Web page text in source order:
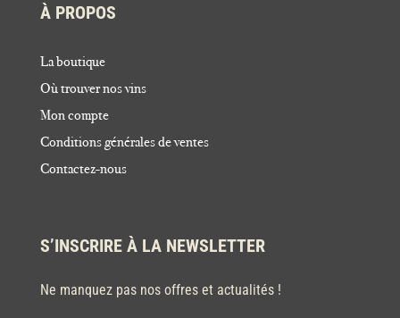
À PROPOS
La boutique
Où trouver nos vins
Mon compte
Conditions générales de ventes
Contactez-nous
S’INSCRIRE À LA NEWSLETTER
Ne manquez pas nos offres et actualités !